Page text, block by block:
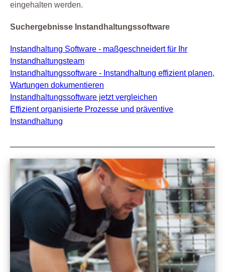
eingehalten werden.
Suchergebnisse Instandhaltungssoftware
Instandhaltung Software - maßgeschneidert für Ihr
Instandhaltungsteam
Instandhaltungssoftware - Instandhaltung effizient planen,
Wartungen dokumentieren
Instandhaltungssoftware jetzt vergleichen
Effizient organisierte Prozesse und präventive
Instandhaltung